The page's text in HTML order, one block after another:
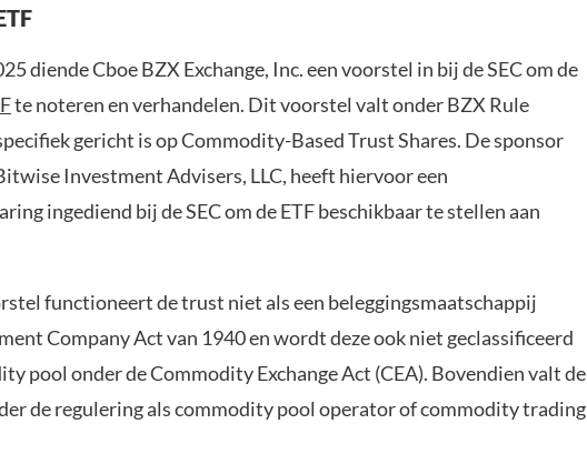
diende Cboe BZX Exchange, Inc. een voorstel in bij de SEC om de
te noteren en verhandelen. Dit voorstel valt onder BZX Rule
gericht is op Commodity-Based Trust Shares. De sponsor
Investment Advisers, LLC, heeft hiervoor een
ingediend bij de SEC om de ETF beschikbaar te stellen aan
functioneert de trust niet als een beleggingsmaatschappij
Company Act van 1940 en wordt deze ook niet geclassificeerd
pool onder de Commodity Exchange Act (CEA). Bovendien valt de
de regulering als commodity pool operator of commodity trading